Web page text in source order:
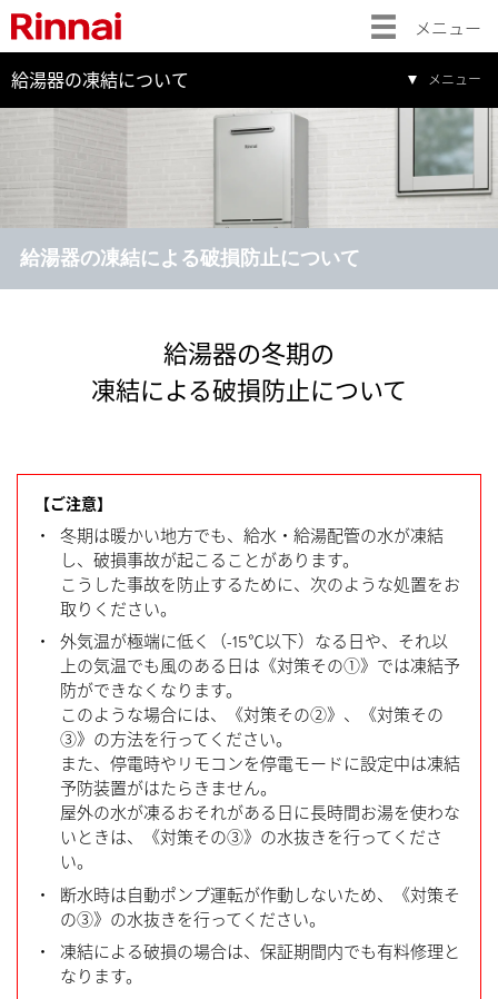
メニュー
給湯器の凍結について メニュー
給湯器の凍結による破損防止について
給湯器の冬期の
凍結による破損防止について
【ご注意】
・
冬期は暖かい地方でも、給水・給湯配管の水が凍結
し、破損事故が起こることがあります。
こうした事故を防止するために、次のような処置をお
取りください。
・
外気温が極端に低く（-15℃以下）なる日や、それ以
上の気温でも風のある日は《対策その①》では凍結予
防ができなくなります。
このような場合には、《対策その②》、《対策その
③》の方法を行ってください。
また、停電時やリモコンを停電モードに設定中は凍結
予防装置がはたらきません。
屋外の水が凍るおそれがある日に長時間お湯を使わな
いときは、《対策その③》の水抜きを行ってくださ
い。
・
断水時は自動ポンプ運転が作動しないため、《対策そ
の③》の水抜きを行ってください。
・
凍結による破損の場合は、保証期間内でも有料修理と
なります。